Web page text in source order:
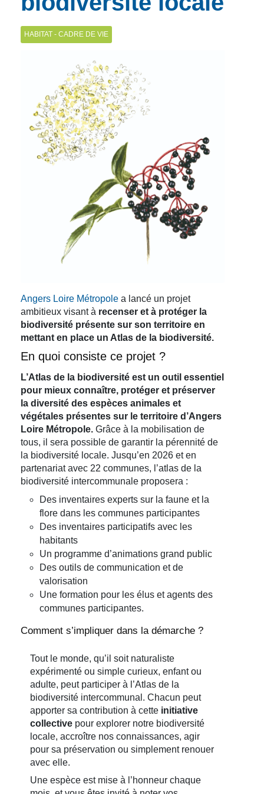
HABITAT - CADRE DE VIE
Angers Loire Métropole a lancé un projet
ambitieux visant à recenser et à protéger la
biodiversité présente sur son territoire en
mettant en place un Atlas de la biodiversité.
En quoi consiste ce projet ?
L’Atlas de la biodiversité est un outil essentiel
pour mieux connaître, protéger et préserver
la diversité des espèces animales et
végétales présentes sur le territoire d’Angers
Loire Métropole. Grâce à la mobilisation de
tous, il sera possible de garantir la pérennité de
la biodiversité locale. Jusqu’en 2026 et en
partenariat avec 22 communes, l’atlas de la
biodiversité intercommunale proposera :
Des inventaires experts sur la faune et la
flore dans les communes participantes
Des inventaires participatifs avec les
habitants
Un programme d’animations grand public
Des outils de communication et de
valorisation
Une formation pour les élus et agents des
communes participantes.
Comment s’impliquer dans la démarche ?
Tout le monde, qu’il soit naturaliste
expérimenté ou simple curieux, enfant ou
adulte, peut participer à l’Atlas de la
biodiversité intercommunal. Chacun peut
apporter sa contribution à cette initiative
collective pour explorer notre biodiversité
locale, accroître nos connaissances, agir
pour sa préservation ou simplement renouer
avec elle.
Une espèce est mise à l’honneur chaque